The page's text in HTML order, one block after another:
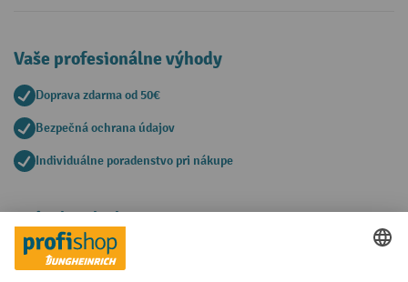
Vaše profesionálne výhody
Doprava zdarma od 50€
Bezpečná ochrana údajov
Individuálne poradenstvo pri nákupe
Spôsoby platby
Creditcard (Master)Creditcard (Visa)